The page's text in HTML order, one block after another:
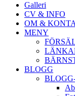
Galleri
CV & INFO
OM &
MENY
BLOGG